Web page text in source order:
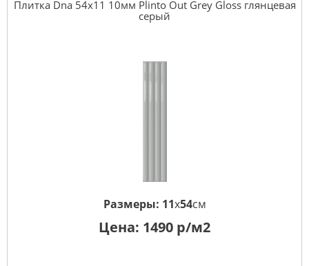
Плитка Dna 54x11 10мм Plinto Out Grey Gloss глянцевая
серый
Размеры: 11x54см
Цена: 1490 р/м2